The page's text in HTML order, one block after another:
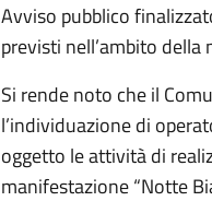
Avviso pubblico
previsti nell’ambito
Si rende noto che il
l’individuazione di
oggetto le attività di
manifestazione “Notte